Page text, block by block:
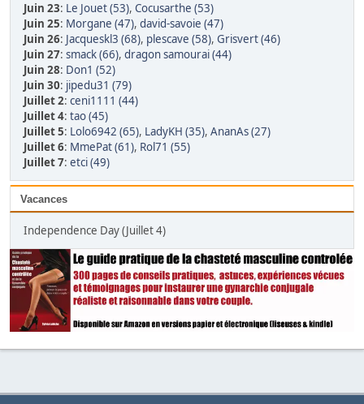
Juin 23: Le Jouet (53), Cocusarthe (53)
Juin 25: Morgane (47), david-savoie (47)
Juin 26: Jacqueskl3 (68), plescave (58), Grisvert (46)
Juin 27: smack (66), dragon samourai (44)
Juin 28: Don1 (52)
Juin 30: jipedu31 (79)
Juillet 2: ceni1111 (44)
Juillet 4: tao (45)
Juillet 5: Lolo6942 (65), LadyKH (35), AnanAs (27)
Juillet 6: MmePat (61), Rol71 (55)
Juillet 7: etci (49)
Vacances
Independence Day (Juillet 4)